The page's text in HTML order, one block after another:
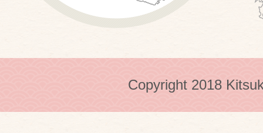
Copyright 2018